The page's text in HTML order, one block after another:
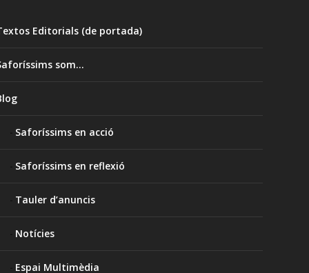
Editorials (de portada)
som…
Saforíssims en acció
Saforíssims en reflexió
Tauler d’anuncis
Notícies
Espai Multimèdia